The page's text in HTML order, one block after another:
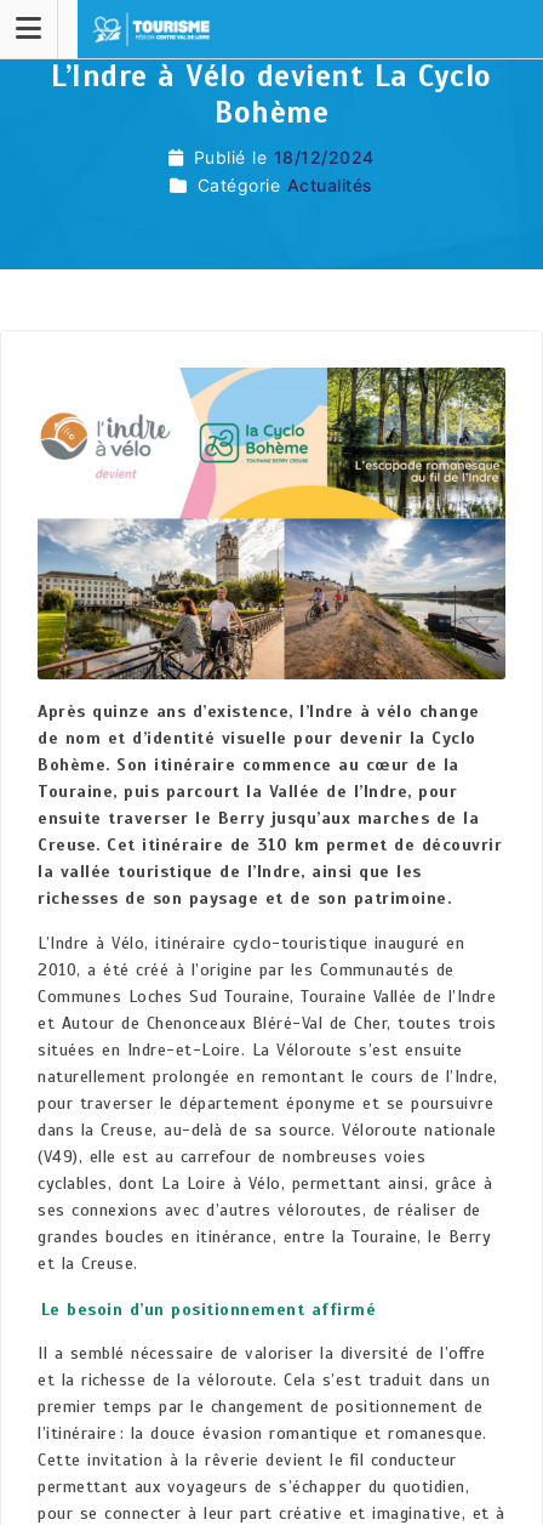
L’Indre à Vélo devient La Cyclo
Bohème
Publié le 18/12/2024
Catégorie Actualités
Après quinze ans d’existence, l’Indre à vélo change
de nom et d’identité visuelle pour devenir la Cyclo
Bohème. Son itinéraire commence au cœur de la
Touraine, puis parcourt la Vallée de l’Indre, pour
ensuite traverser le Berry jusqu’aux marches de la
Creuse. Cet itinéraire de 310 km permet de découvrir
la vallée touristique de l’Indre, ainsi que les
richesses de son paysage et de son patrimoine.
L’Indre à Vélo, itinéraire cyclo-touristique inauguré en
2010, a été créé à l’origine par les Communautés de
Communes Loches Sud Touraine, Touraine Vallée de l’Indre
et Autour de Chenonceaux Bléré-Val de Cher, toutes trois
situées en Indre-et-Loire. La Véloroute s’est ensuite
naturellement prolongée en remontant le cours de l’Indre,
pour traverser le département éponyme et se poursuivre
dans la Creuse, au-delà de sa source. Véloroute nationale
(V49), elle est au carrefour de nombreuses voies
cyclables, dont La Loire à Vélo, permettant ainsi, grâce à
ses connexions avec d’autres véloroutes, de réaliser de
grandes boucles en itinérance, entre la Touraine, le Berry
et la Creuse.
Le besoin d’un positionnement affirmé
Il a semblé nécessaire de valoriser la diversité de l’offre
et la richesse de la véloroute. Cela s’est traduit dans un
premier temps par le changement de positionnement de
l’itinéraire : la douce évasion romantique et romanesque.
Cette invitation à la rêverie devient le fil conducteur
permettant aux voyageurs de s’échapper du quotidien,
pour se connecter à leur part créative et imaginative, et à